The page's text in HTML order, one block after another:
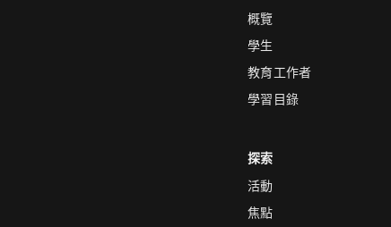
概覽
學生
教育工作者
學習目錄
探索
活動
焦點